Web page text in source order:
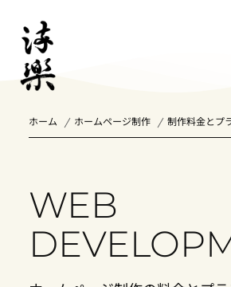
ホーム ホームページ制作 制作料金とプ
WEB